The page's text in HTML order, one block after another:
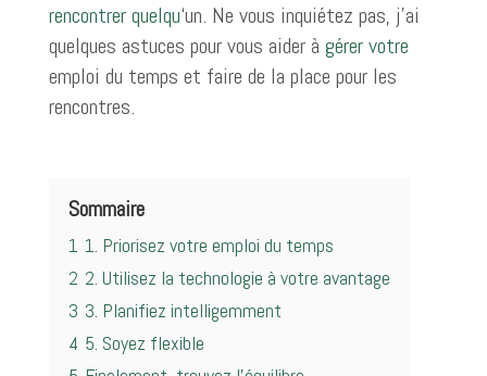
rencontrer quelqu‘un. Ne vous inquiétez pas, j’ai
quelques astuces pour vous aider à gérer votre
emploi du temps et faire de la place pour les
rencontres.
Sommaire
1 1. Priorisez votre emploi du temps
2 2. Utilisez la technologie à votre avantage
3 3. Planifiez intelligemment
4 5. Soyez flexible